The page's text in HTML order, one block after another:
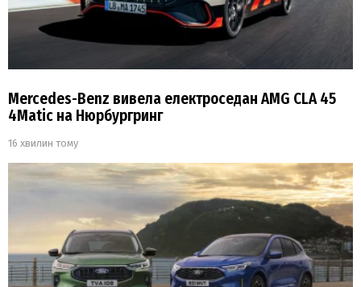
Mercedes-Benz вивела електроседан AMG CLA 45
4Matic на Нюрбургринг
16 хвилин тому